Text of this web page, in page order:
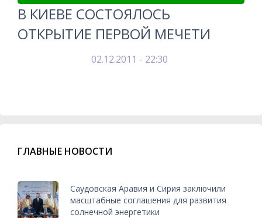
В КИЕВЕ СОСТОЯЛОСЬ
ОТКРЫТИЕ ПЕРВОЙ МЕЧЕТИ
02.12.2011 - 22:30
ГЛАВНЫЕ НОВОСТИ
Саудовская Аравия и Сирия заключили
масштабные соглашения для развития
солнечной энергетики